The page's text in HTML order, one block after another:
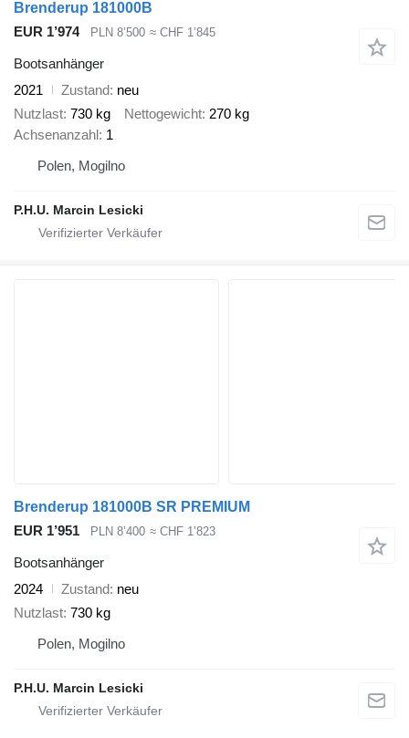
Brenderup 181000B
EUR 1’974
PLN 8’500 ≈ CHF 1’845
Bootsanhänger
2021
Zustand neu
Nutzlast 730 kg Nettogewicht 270 kg
Achsenanzahl 1
Polen, Mogilno
P.H.U. Marcin Lesicki
Brenderup 181000B SR PREMIUM
EUR 1’951
PLN 8’400 ≈ CHF 1’823
Bootsanhänger
2024
Zustand neu
Nutzlast 730 kg
Polen, Mogilno
P.H.U. Marcin Lesicki